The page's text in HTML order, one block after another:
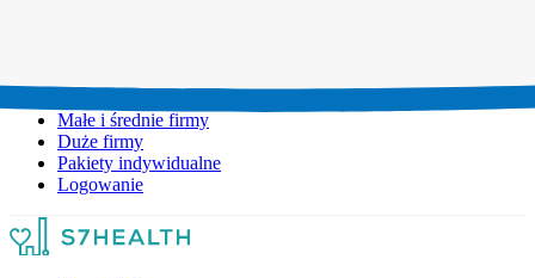
Małe i średnie firmy
Duże firmy
Pakiety indywidualne
Logowanie